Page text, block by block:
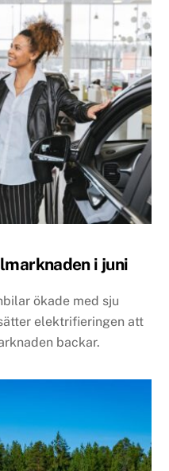
i juni
ökade med sju
elektrifieringen att
backar.